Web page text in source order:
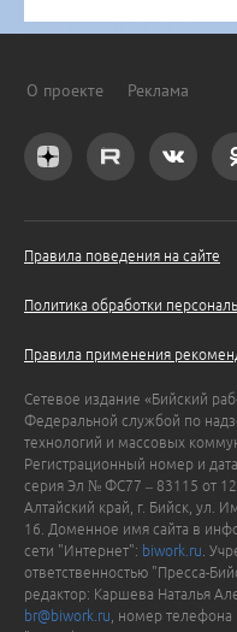
О проекте Реклама
Правила поведения на сайте
Политика обработки
Правила применения
Сетевое издание «Бийский
Федеральной службой по
технологий и массовых
Регистрационный номер и
серия Эл № ФС77 – 83115 от
Алтайский край, г. Бийск, ул.
16. Доменное имя сайта в
сети "Интернет": biwork.ru .
ответственностью "Пресса-
редактор: Каршева Наталья
br@biwork.ru , номер